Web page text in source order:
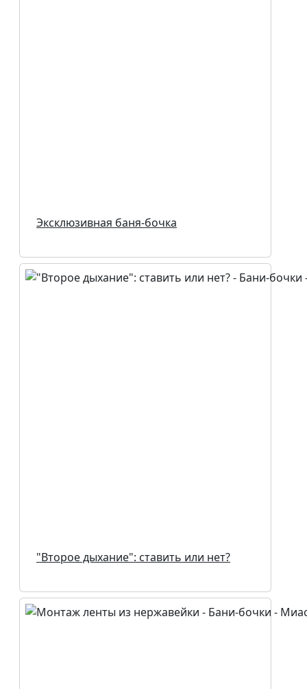
Эксклюзивная баня-бочка
"Второе дыхание": ставить или нет?